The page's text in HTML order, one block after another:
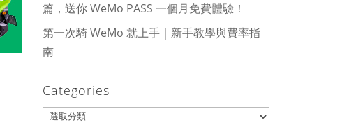
篇，送你 WeMo PASS 一個月免費體驗！
第一次騎 WeMo 就上手｜新手教學與費率指
南
Categories
Categories